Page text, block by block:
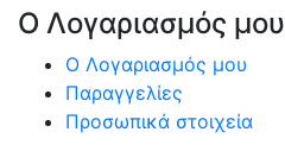
Ο Λογαριασμός μου
Ο Λογαριασμός μου
Παραγγελίες
Προσωπικά στοιχεία